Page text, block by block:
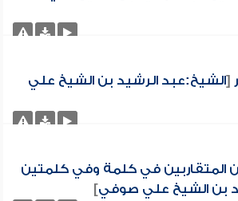
[الشيخ:عبد الرشيد بن الشيخ علي
المتقاربين في كلمة وفي كلمتين
بن الشيخ علي صوفي]